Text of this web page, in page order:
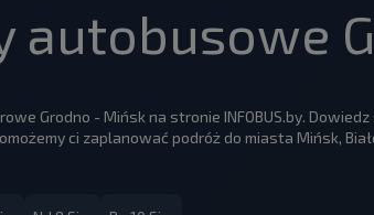
autobusowe
Grodno - Mińsk na stronie INFOBUS.by.
ci zaplanować podróż do miasta Mińsk,